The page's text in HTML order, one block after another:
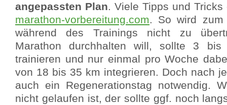
angepassten Plan. Viele Tipps und
marathon-vorbereitung.com. So wird zum
während des Trainings nicht zu
Marathon durchhalten will, sollte 3
trainieren und nur einmal pro Woche
von 18 bis 35 km integrieren. Doch nach
auch ein Regenerationstag notwendig.
nicht gelaufen ist, der sollte ggf. noch